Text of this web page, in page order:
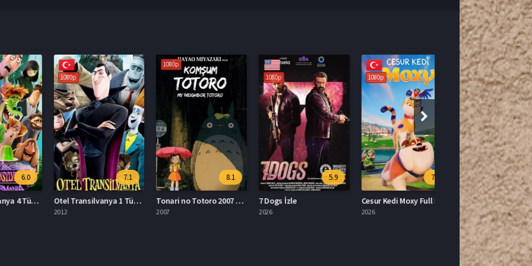
6.0
Otel Transilvanya 4 Türkçe Dublaj Full İzle
1080p
7.1
Otel Transilvanya 1 Türkçe Dublaj Full İzle Tonari no Totoro 2007 Full İzle
5.9
7 Dogs İzle
1080p
7.0
Cesur Kedi Moxy Full HD İzle